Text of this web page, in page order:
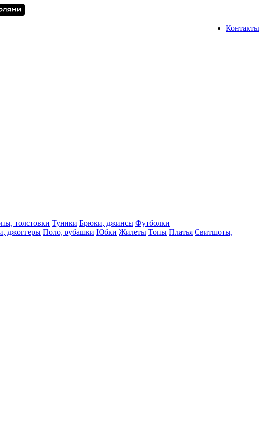
Контакты
толстовки Туники Брюки, джинсы Футболки
джоггеры Поло, рубашки Юбки Жилеты Топы Платья Свитшоты,